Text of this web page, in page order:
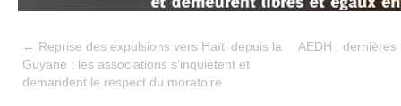
← Reprise des expulsions vers Haïti depuis la
Guyane : les associations s’inquiètent et
demandent le respect du moratoire
AEDH :